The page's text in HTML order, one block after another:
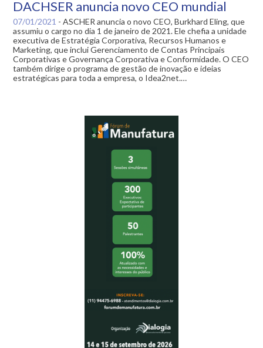
DACHSER anuncia novo CEO mundial
07/01/2021 -ASCHER anuncia o novo CEO, Burkhard Eling, que
assumiu o cargo no dia 1 de janeiro de 2021. Ele chefia a unidade
executiva de Estratégia Corporativa, Recursos Humanos e
Marketing, que inclui Gerenciamento de Contas Principais
Corporativas e Governança Corporativa e Conformidade. O CEO
também dirige o programa de gestão de inovação e ideias
estratégicas para toda a empresa, o Idea2net.…